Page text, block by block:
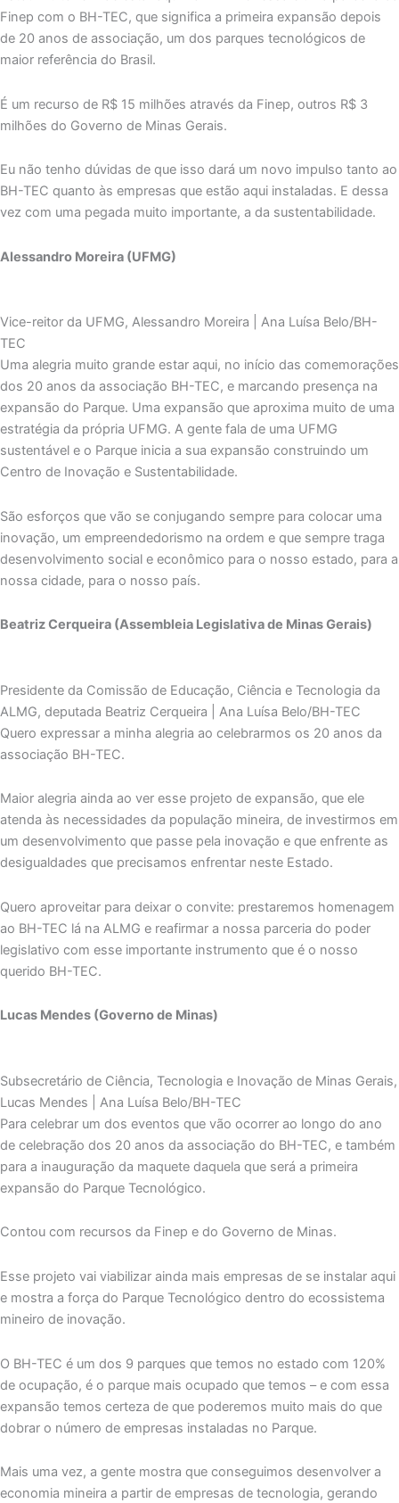
Finep com o BH-TEC, que significa a primeira expansão depois
de 20 anos de associação, um dos parques tecnológicos de
maior referência do Brasil.
É um recurso de R$ 15 milhões através da Finep, outros R$ 3
milhões do Governo de Minas Gerais.
Eu não tenho dúvidas de que isso dará um novo impulso tanto ao
BH-TEC quanto às empresas que estão aqui instaladas. E dessa
vez com uma pegada muito importante, a da sustentabilidade.
Alessandro Moreira (UFMG)
Vice-reitor da UFMG, Alessandro Moreira | Ana Luísa Belo/BH-
TEC
Uma alegria muito grande estar aqui, no início das comemorações
dos 20 anos da associação BH-TEC, e marcando presença na
expansão do Parque. Uma expansão que aproxima muito de uma
estratégia da própria UFMG. A gente fala de uma UFMG
sustentável e o Parque inicia a sua expansão construindo um
Centro de Inovação e Sustentabilidade.
São esforços que vão se conjugando sempre para colocar uma
inovação, um empreendedorismo na ordem e que sempre traga
desenvolvimento social e econômico para o nosso estado, para a
nossa cidade, para o nosso país.
Beatriz Cerqueira (Assembleia Legislativa de Minas Gerais)
Presidente da Comissão de Educação, Ciência e Tecnologia da
ALMG, deputada Beatriz Cerqueira | Ana Luísa Belo/BH-TEC
Quero expressar a minha alegria ao celebrarmos os 20 anos da
associação BH-TEC.
Maior alegria ainda ao ver esse projeto de expansão, que ele
atenda às necessidades da população mineira, de investirmos em
um desenvolvimento que passe pela inovação e que enfrente as
desigualdades que precisamos enfrentar neste Estado.
Quero aproveitar para deixar o convite: prestaremos homenagem
ao BH-TEC lá na ALMG e reafirmar a nossa parceria do poder
legislativo com esse importante instrumento que é o nosso
querido BH-TEC.
Lucas Mendes (Governo de Minas)
Subsecretário de Ciência, Tecnologia e Inovação de Minas Gerais,
Lucas Mendes | Ana Luísa Belo/BH-TEC
Para celebrar um dos eventos que vão ocorrer ao longo do ano
de celebração dos 20 anos da associação do BH-TEC, e também
para a inauguração da maquete daquela que será a primeira
expansão do Parque Tecnológico.
Contou com recursos da Finep e do Governo de Minas.
Esse projeto vai viabilizar ainda mais empresas de se instalar aqui
e mostra a força do Parque Tecnológico dentro do ecossistema
mineiro de inovação.
O BH-TEC é um dos 9 parques que temos no estado com 120%
de ocupação, é o parque mais ocupado que temos – e com essa
expansão temos certeza de que poderemos muito mais do que
dobrar o número de empresas instaladas no Parque.
Mais uma vez, a gente mostra que conseguimos desenvolver a
economia mineira a partir de empresas de tecnologia, gerando